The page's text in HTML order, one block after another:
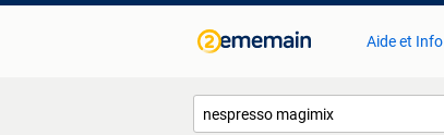
Aide et Info